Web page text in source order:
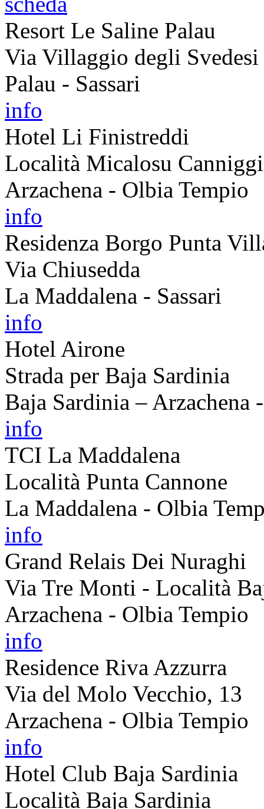
Resort Le Saline Palau
Via Villaggio degli
Palau - Sassari
info
Hotel Li Finistreddi
Località Micalosu
Arzachena - Olbia Tempio
info
Residenza Borgo Punta
Via Chiusedda
La Maddalena - Sassari
info
Hotel Airone
Strada per Baja Sardinia
Baja Sardinia – Arzachena
info
TCI La Maddalena
Località Punta Cannone
La Maddalena - Olbia
info
Grand Relais Dei Nuraghi
Via Tre Monti - Località
Arzachena - Olbia Tempio
info
Residence Riva Azzurra
Via del Molo Vecchio, 13
Arzachena - Olbia Tempio
info
Hotel Club Baja Sardinia
Località Baja Sardinia